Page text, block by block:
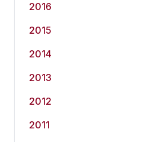
2016
2015
2014
2013
2012
2011